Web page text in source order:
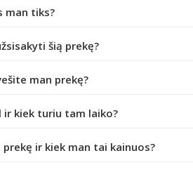
man tiks?
šią prekę?
man prekę?
kiek turiu tam laiko?
ir kiek man tai kainuos?